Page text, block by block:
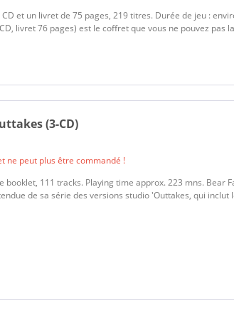
et un livret de 75 pages, 219 titres. Durée de jeu :
livret 76 pages) est le coffret que vous ne pouvez pas
(3-CD)
ne peut plus être commandé !
booklet, 111 tracks. Playing time approx. 223 mns. Bear
de sa série des versions studio 'Outtakes, qui inclut